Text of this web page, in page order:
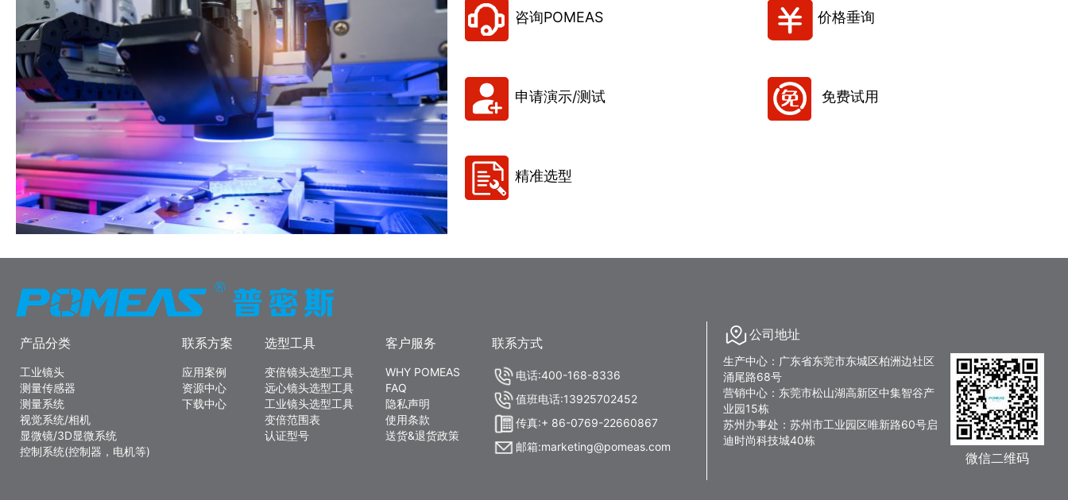
咨询POMEAS 价格垂询
申请演示/测试 免费试用
精准选型
产品分类
工业镜头
测量传感器
测量系统
视觉系统/相机
显微镜/3D显微系统
控制系统(控制器，电机等)
联系方案
应用案例
资源中心
下载中心
选型工具
变倍镜头选型工具
远心镜头选型工具
工业镜头选型工具
变倍范围表
认证型号
客户服务
WHY POMEAS
FAQ
隐私声明
使用条款
送货&退货政策
联系方式
电话:400-168-8336
值班电话:13925702452
传真:+ 86-0769-22660867
邮箱:marketing@pomeas.com
公司地址
生产中心：广东省东莞市东城区柏洲边社区
涌尾路68号
营销中心：东莞市松山湖高新区中集智谷产
业园15栋
苏州办事处：苏州市工业园区唯新路60号启
迪时尚科技城40栋
微信二维码